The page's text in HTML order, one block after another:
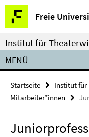
Springe
direkt
zu
Inhalt
Freie
Service-
Navigation
Institut für
MENÜ
Startseite Institut für
Mitarbeiter*innen